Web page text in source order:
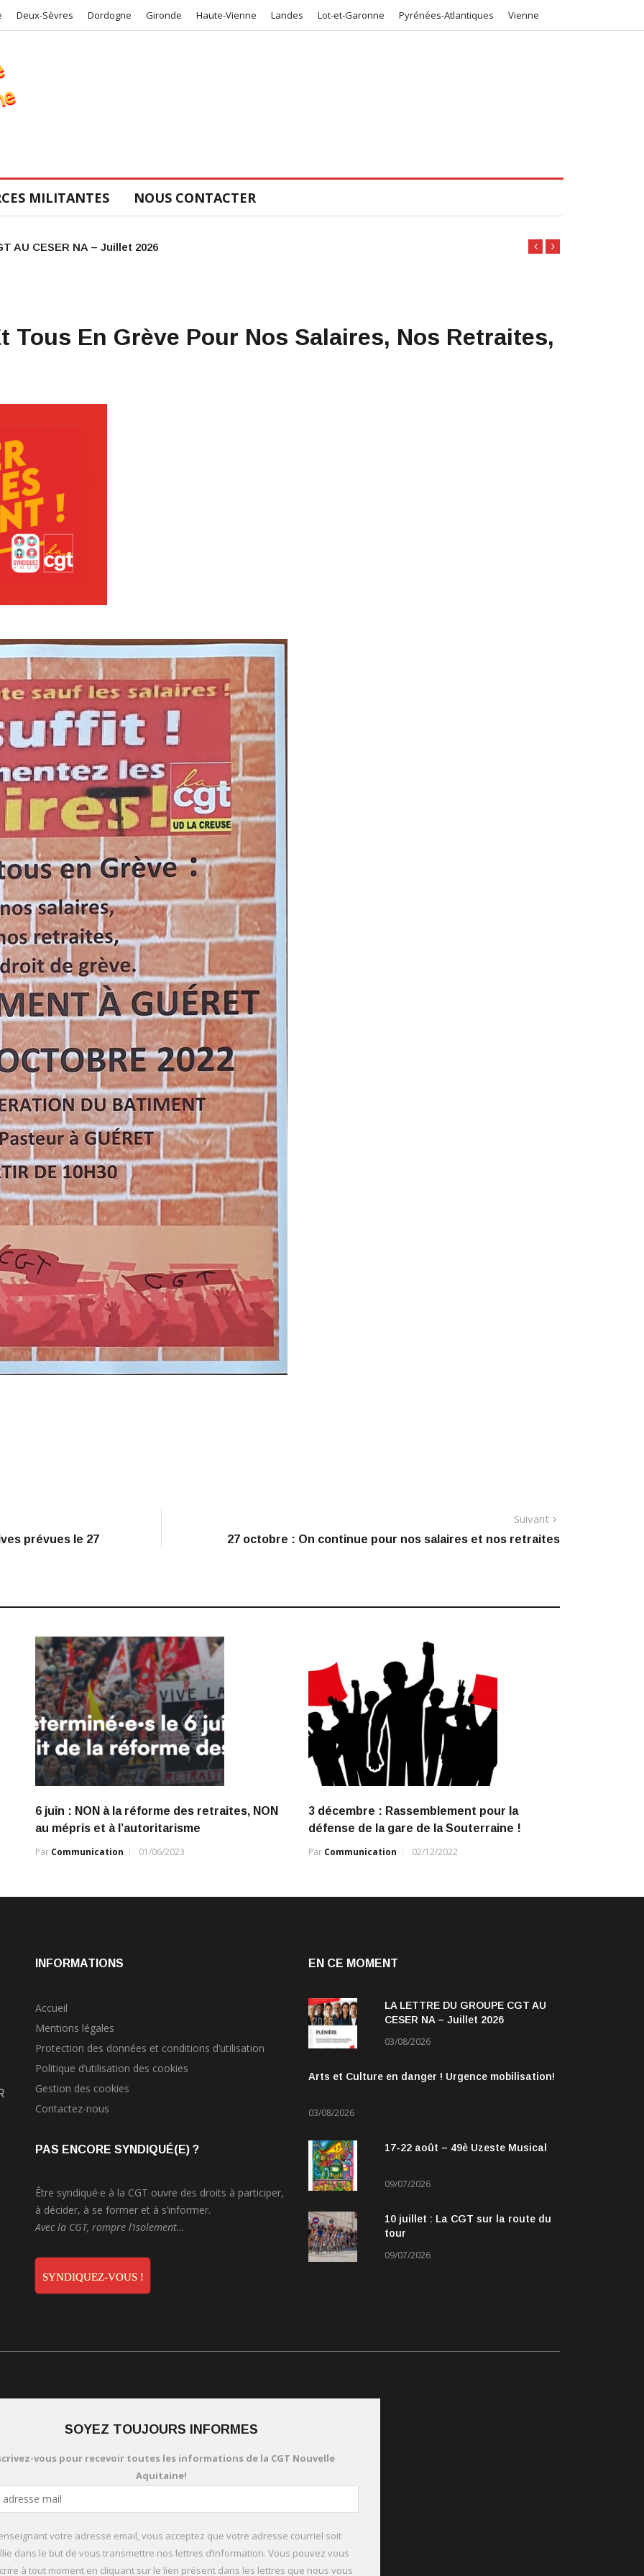
Deux-Sèvres Dordogne Gironde Haute-Vienne Landes Lot-et-Garonne Pyrénées-Atlantiques Vienne
MILITANTES NOUS CONTACTER
mobilisation!
Tous En Grève Pour Nos Salaires, Nos Retraites,
prévues le 27
Suivant
suivant
27 octobre : On continue pour nos salaires et nos retraites
6 juin : NON à la réforme des retraites, NON
au mépris et à l’autoritarisme
Par Communication 01/06/2023
3 décembre : Rassemblement pour la
défense de la gare de la Souterraine !
Par Communication 02/12/2022
INFORMATIONS
Accueil
Mentions légales
Protection des données et conditions d’utilisation
Politique d’utilisation des cookies
Gestion des cookies
Contactez-nous
PAS ENCORE SYNDIQUÉ(E) ?
Être syndiqué·e à la CGT ouvre des droits à participer,
à décider, à se former et à s’informer.
Avec la CGT, rompre l’isolement…
SYNDIQUEZ-VOUS !
EN CE MOMENT
LA LETTRE DU GROUPE CGT AU
CESER NA – Juillet 2026
03/08/2026
Arts et Culture en danger ! Urgence mobilisation!
03/08/2026
17-22 août – 49è Uzeste Musical
09/07/2026
10 juillet : La CGT sur la route du
tour
09/07/2026
SOYEZ TOUJOURS INFORMES
vous pour recevoir toutes les informations de la CGT Nouvelle
Aquitaine!
votre adresse email, vous acceptez que votre adresse courriel soit
dans le but de vous transmettre nos lettres d’information. Vous pouvez vous
à tout moment en cliquant sur le lien présent dans les lettres que nous vous